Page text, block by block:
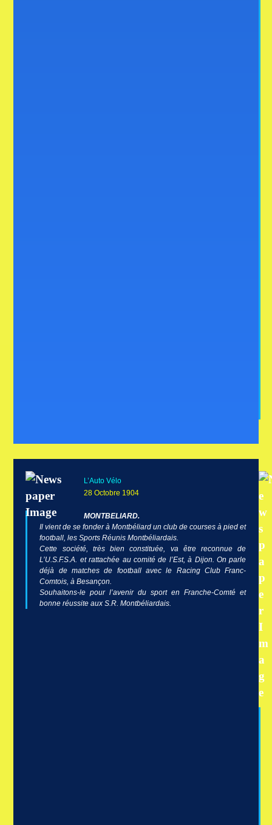
L’Auto Vélo
28 Octobre 1904
MONTBELIARD.
Il vient de se fonder à Montbéliard un club de courses à pied et
football, les Sports Réunis Montbéliardais.
Cette société, très bien constituée, va être reconnue de
L’U.S.F.S.A. et rattachée au comité de l’Est, à Dijon. On parle
déjà de matches de football avec le Racing Club Franc-
Comtois, à Besançon.
Souhaitons-le pour l’avenir du sport en Franche-Comté et
bonne réussite aux S.R. Montbéliardais.